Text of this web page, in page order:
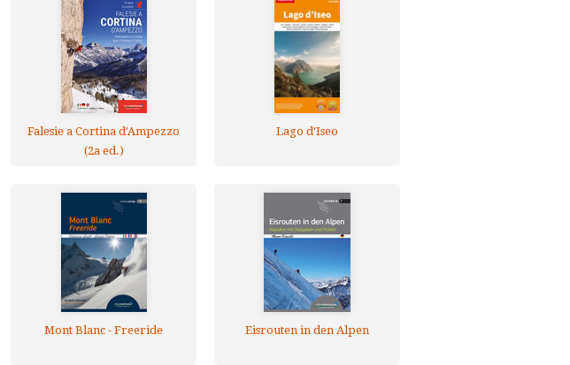
Falesie a Cortina d'Ampezzo
(2a ed.)
Lago d'Iseo
Mont Blanc - Freeride Eisrouten in den Alpen